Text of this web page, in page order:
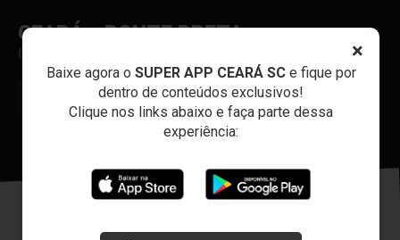
CEARÁ x PONTE PRETA
07 de Agosto | 20:30 | Arena Vozão (Castelão)
MAIS INFORMAÇÕES
×
Baixe agora o SUPER APP CEARÁ SCe fique por
dentro de conteúdos exclusivos!
Clique nos links abaixo e faça parte dessa
experiência: